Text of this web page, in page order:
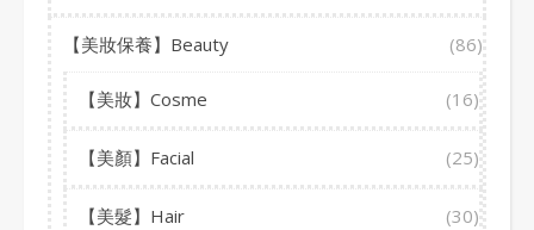
【美妝保養】Beauty (86)
【美妝】Cosme (16)
【美顏】Facial (25)
【美髮】Hair (30)